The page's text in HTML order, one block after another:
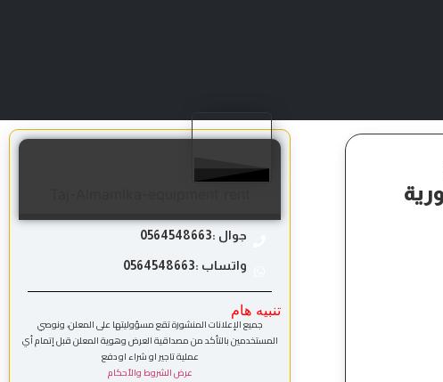
جوال :0564548663
واتساب :0564548663
تنبيه هام
جميع الإعلانات المنشورة تقع مسؤوليتها على المعلن، ونوصي
المستخدمين بالتأكد من مصداقية العرض وهوية المعلن قبل إتمام أي
عملية تاجير او شراء او دفع
عرض الشروط والأحكام